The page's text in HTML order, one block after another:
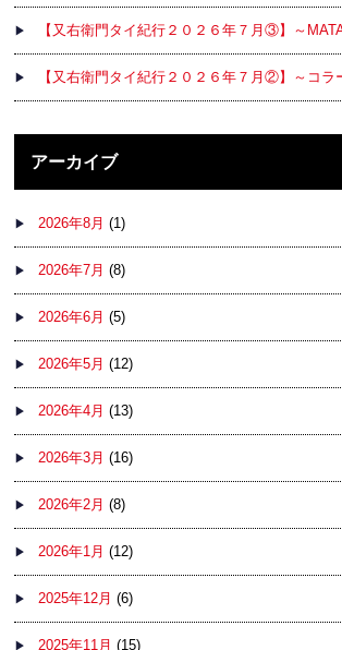
【又右衛門タイ紀行２０２６年７月③】～
【又右衛門タイ紀行２０２６年７月②】～コラ
アーカイブ
2026年8月 (1)
2026年7月 (8)
2026年6月 (5)
2026年5月 (12)
2026年4月 (13)
2026年3月 (16)
2026年2月 (8)
2026年1月 (12)
2025年12月 (6)
2025年11月 (15)